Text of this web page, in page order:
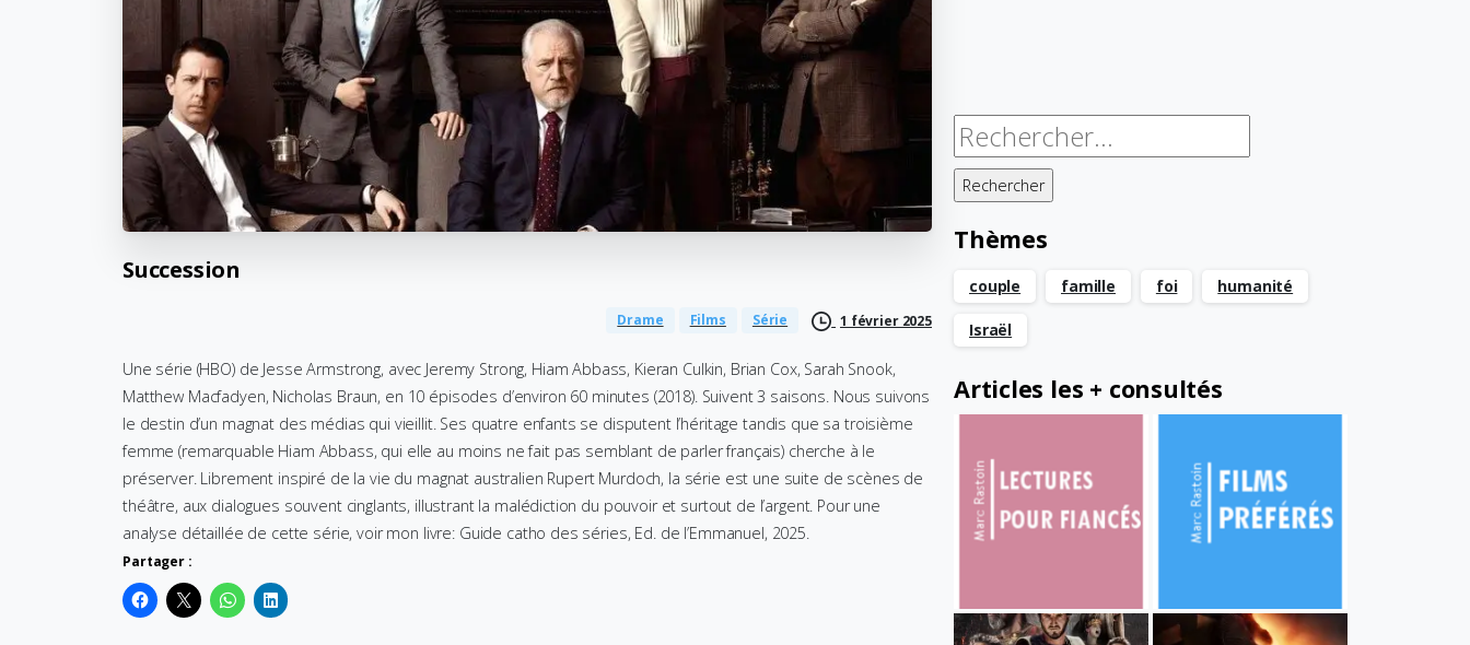
Succession
Drame Films Série 1 février 2025
Une série (HBO) de Jesse Armstrong, avec Jeremy Strong, Hiam Abbass, Kieran Culkin, Brian Cox, Sarah Snook,
Matthew Macfadyen, Nicholas Braun, en 10 épisodes d’environ 60 minutes (2018). Suivent 3 saisons. Nous suivons
le destin d’un magnat des médias qui vieillit. Ses quatre enfants se disputent l’héritage tandis que sa troisième
femme (remarquable Hiam Abbass, qui elle au moins ne fait pas semblant de parler français) cherche à le
préserver. Librement inspiré de la vie du magnat australien Rupert Murdoch, la série est une suite de scènes de
théâtre, aux dialogues souvent cinglants, illustrant la malédiction du pouvoir et surtout de l’argent. Pour une
analyse détaillée de cette série, voir mon livre: Guide catho des séries, Ed. de l’Emmanuel, 2025.
Partager :
Rechercher :
Thèmes
couple famille foi humanité
Israël
Articles les + consultés